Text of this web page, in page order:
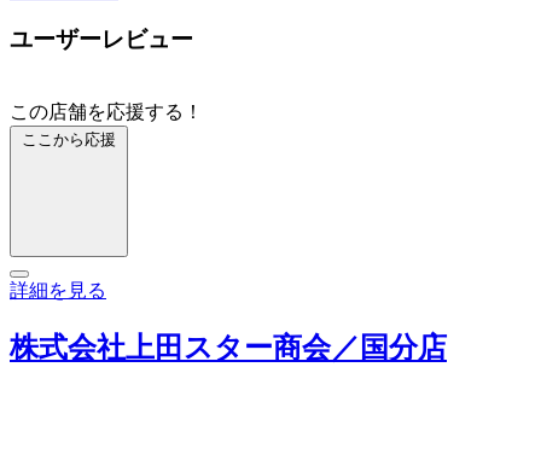
ユーザーレビュー
この店舗を応援する！
ここから応援
詳細を見る
株式会社上田スター商会／国分店